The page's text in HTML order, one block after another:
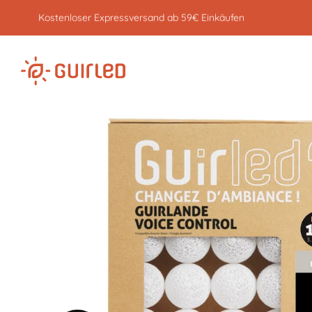
Kostenloser Expressversand ab 59€ Einkäufen